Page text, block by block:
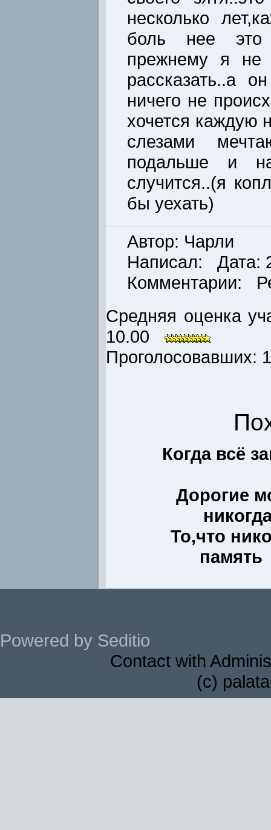
несколько
боль нее это
прежнему я не
рассказать..а
ничего не
хочется каждую
слезами
подальше и
случится..(я
бы уехать)
Автор: Чарли
Написал: Дата:
Комментарии:
Средняя оценка
10.00
Проголосовавших:
Когда всё
Дорогие
То,что
память
Powered by Seditio
Contact with
(c)